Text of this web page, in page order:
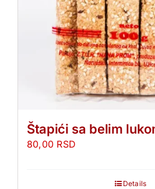
Štapići sa belim
80,00 RSD
Details